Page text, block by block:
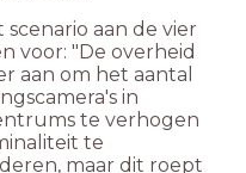
scenario aan de vier
voor: "De overheid
aan om het aantal
in
te verhogen
te
maar dit roept